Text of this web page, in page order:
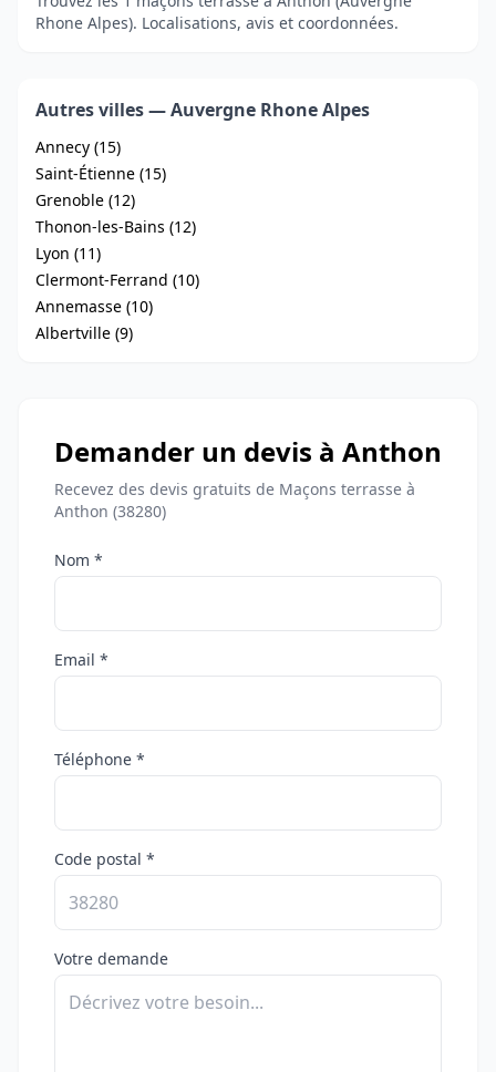
Rhone Alpes). Localisations, avis et coordonnées.
Autres villes — Auvergne Rhone Alpes
Annecy (15)
Saint-Étienne (15)
Grenoble (12)
Thonon-les-Bains (12)
Lyon (11)
Clermont-Ferrand (10)
Annemasse (10)
Albertville (9)
Demander un devis à Anthon
Recevez des devis gratuits de Maçons terrasse à
Anthon (38280)
Nom *
Email *
Téléphone *
Code postal *
Votre demande